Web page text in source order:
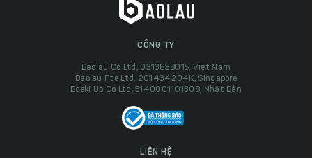
CÔNG TY
Baolau Co Ltd, 0313838015, Việt Nam
Baolau Pte Ltd, 201434204K, Singapore
Boeki Up Co Ltd, 5140001101308, Nhật Bản
LIÊN HỆ